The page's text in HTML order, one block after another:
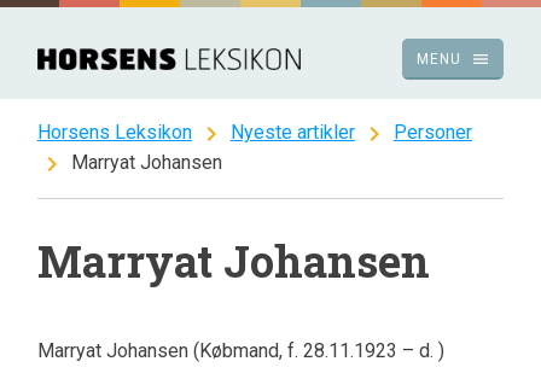
Spring
indhold
menu
MENU
Horsens Leksikon chevron_right Nyeste artikler chevron_right Personer
chevron_right Marryat Johansen
Marryat Johansen
Marryat Johansen (Købmand, f. 28.11.1923 – d. )